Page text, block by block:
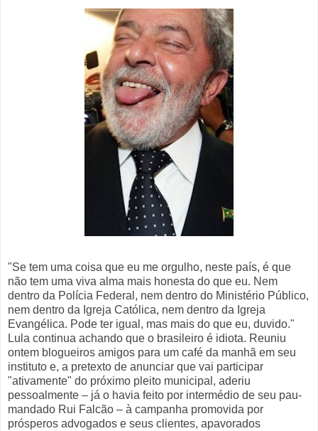
"Se tem uma coisa que eu me orgulho, neste país, é que
não tem uma viva alma mais honesta do que eu. Nem
dentro da Polícia Federal, nem dentro do Ministério Público,
nem dentro da Igreja Católica, nem dentro da Igreja
Evangélica. Pode ter igual, mas mais do que eu, duvido."
Lula continua achando que o brasileiro é idiota. Reuniu
ontem blogueiros amigos para um café da manhã em seu
instituto e, a pretexto de anunciar que vai participar
"ativamente" do próximo pleito municipal, aderiu
pessoalmente – já o havia feito por intermédio de seu pau-
mandado Rui Falcão – à campanha promovida por
prósperos advogados e seus clientes, apavorados